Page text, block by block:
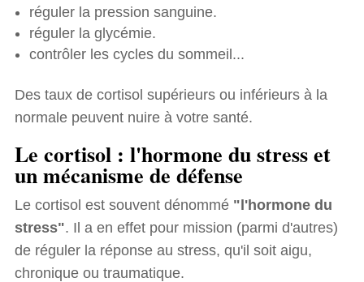
réguler la pression sanguine.
réguler la glycémie.
contrôler les cycles du sommeil...
Des taux de cortisol supérieurs ou inférieurs à la
normale peuvent nuire à votre santé.
Le cortisol : l'hormone du stress et
un mécanisme de défense
Le cortisol est souvent dénommé "l'hormone du
stress". Il a en effet pour mission (parmi d'autres)
de réguler la réponse au stress, qu'il soit aigu,
chronique ou traumatique.